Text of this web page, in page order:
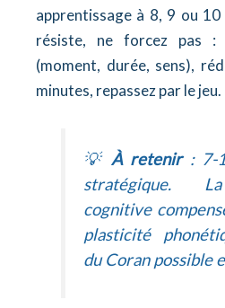
apprentissage à 8, 9 ou
résiste, ne forcez pas :
(moment, durée, sens),
minutes, repassez par le jeu.
💡À retenir: 7-
stratégique.
cognitive
plasticité
du Coran possible